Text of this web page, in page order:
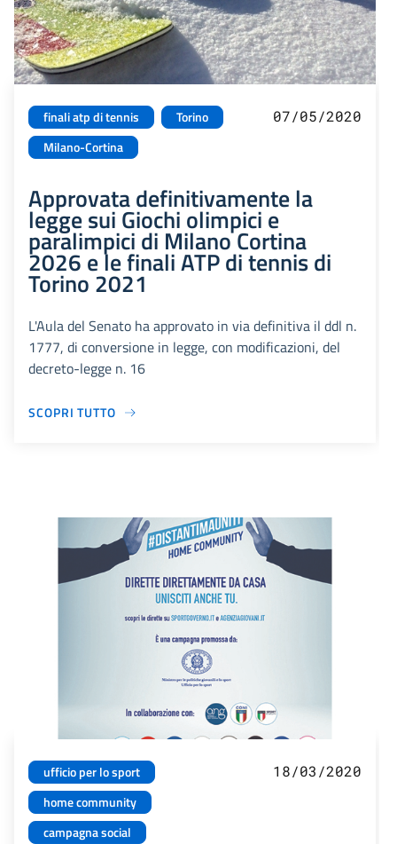
finali atp di tennis
Torino
Milano-Cortina
07/05/2020
Approvata definitivamente la
legge sui Giochi olimpici e
paralimpici di Milano Cortina
2026 e le finali ATP di tennis di
Torino 2021
L'Aula del Senato ha approvato in via definitiva il ddl n.
1777, di conversione in legge, con modificazioni, del
decreto-legge n. 16
SCOPRI TUTTO
ufficio per lo sport
home community
campagna social
18/03/2020